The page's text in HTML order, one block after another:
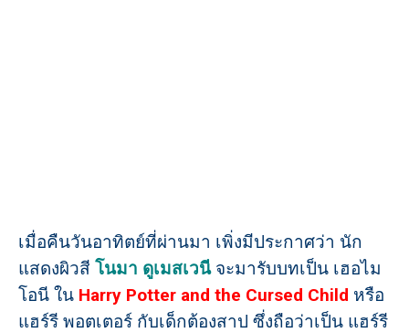
เมื่อคืนวันอาทิตย์ที่ผ่านมา เพิ่งมีประกาศว่า นัก
แสดงผิวสี โนมา ดูเมสเวนีจะมารับบทเป็น เฮอไม
โอนี ใน Harry Potter and the Cursed Child หรือ
แฮร์รี พอตเตอร์ กับเด็กต้องสาป ซึ่งถือว่าเป็น แฮร์รี